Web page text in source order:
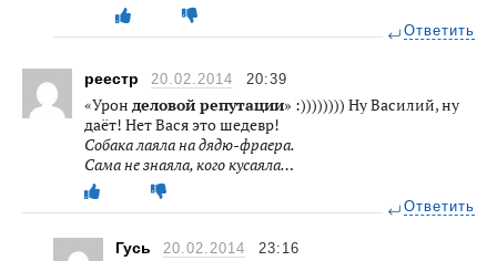
Ответить
реестр 20.02.2014 20:39
«Урон деловой репутации» :)))))))) Ну Василий, ну
даёт! Нет Вася это шедевр!
Собака лаяла на дядю-фраера.
Сама не знаяла, кого кусаяла…
Ответить
Гусь 20.02.2014 23:16